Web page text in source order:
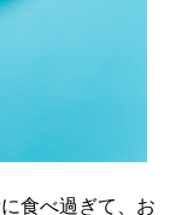
食べ過ぎて、お